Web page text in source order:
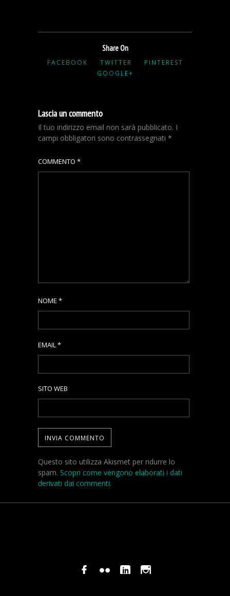
Share On
FACEBOOK TWITTER
PINTEREST
GOOGLE+
Lascia un commento
Il tuo indirizzo email non sarà pubblicato. I
campi obbligatori sono contrassegnati *
COMMENTO *
NOME *
EMAIL*
SITO WEB
Questo sito utilizza Akismet per ridurre lo
spam. Scopri come vengono elaborati i dati
derivati dai commenti.